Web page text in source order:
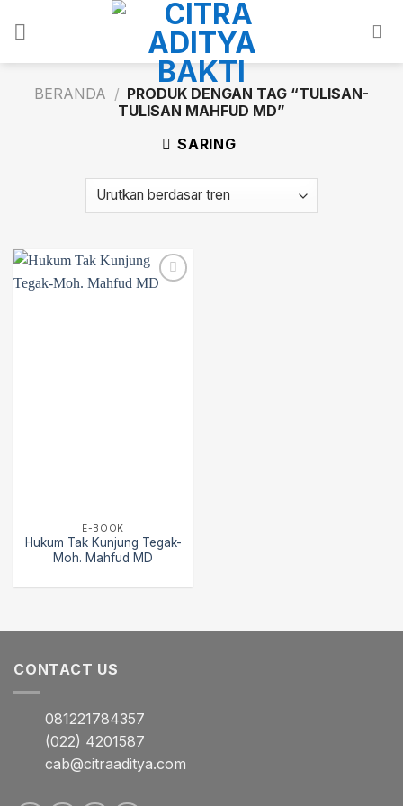
BERANDA / PRODUK DENGAN TAG “TULISAN-
TULISAN MAHFUD MD”
SARING
E-BOOK
Hukum Tak Kunjung Tegak-
Moh. Mahfud MD
CONTACT US
081221784357
(022) 4201587
cab@citraaditya.com